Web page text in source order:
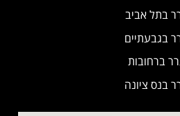
בתל אביב
בגבעתיים
ברחובות
בנס ציונה